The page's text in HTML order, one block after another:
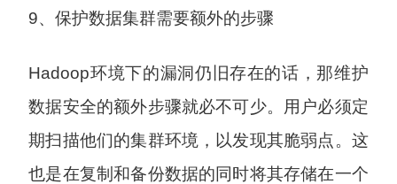
9、保护数据集群需要额外的步骤
Hadoop环境下的漏洞仍旧存在的话，那维护
数据安全的额外步骤就必不可少。用户必须定
期扫描他们的集群环境，以发现其脆弱点。这
也是在复制和备份数据的同时将其存储在一个